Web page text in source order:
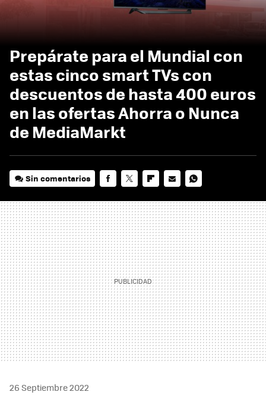
Prepárate para el Mundial con
estas cinco smart TVs con
descuentos de hasta 400 euros
en las ofertas Ahorra o Nunca
de MediaMarkt
Sin comentarios
MAIL
26 Septiembre 2022